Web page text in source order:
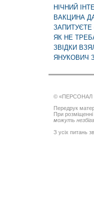
НІЧНИЙ
ВАКЦИНА
ЯК НЕ
ЗВІДКИ
ЯНУКОВИЧ
© «ПЕРСОНАЛ
Передрук
При розміщенні
можуть
З усіх питань